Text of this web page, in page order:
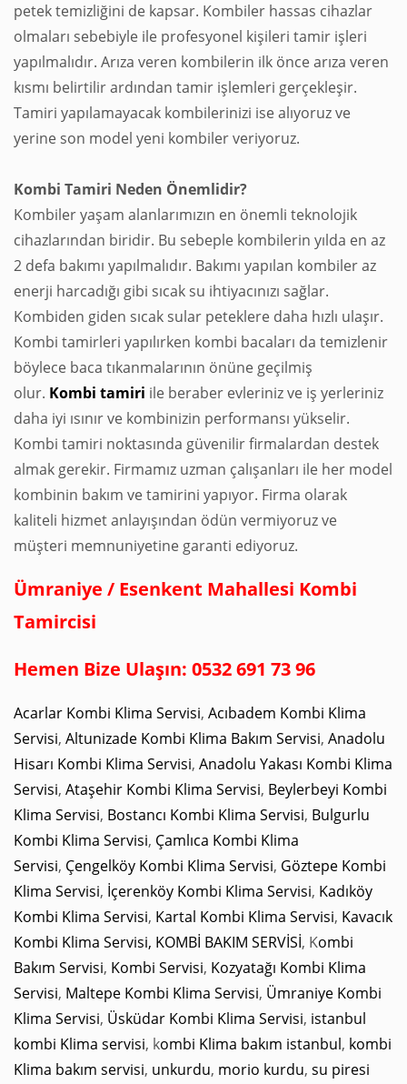
petek temizliğini de kapsar. Kombiler hassas cihazlar
olmaları sebebiyle ile profesyonel kişileri tamir işleri
yapılmalıdır. Arıza veren kombilerin ilk önce arıza veren
kısmı belirtilir ardından tamir işlemleri gerçekleşir.
Tamiri yapılamayacak kombilerinizi ise alıyoruz ve
yerine son model yeni kombiler veriyoruz.
Kombi Tamiri Neden Önemlidir?
Kombiler yaşam alanlarımızın en önemli teknolojik
cihazlarından biridir. Bu sebeple kombilerin yılda en az
2 defa bakımı yapılmalıdır. Bakımı yapılan kombiler az
enerji harcadığı gibi sıcak su ihtiyacınızı sağlar.
Kombiden giden sıcak sular peteklere daha hızlı ulaşır.
Kombi tamirleri yapılırken kombi bacaları da temizlenir
böylece baca tıkanmalarının önüne geçilmiş
olur. Kombi tamiri ile beraber evleriniz ve iş yerleriniz
daha iyi ısınır ve kombinizin performansı yükselir.
Kombi tamiri noktasında güvenilir firmalardan destek
almak gerekir. Firmamız uzman çalışanları ile her model
kombinin bakım ve tamirini yapıyor. Firma olarak
kaliteli hizmet anlayışından ödün vermiyoruz ve
müşteri memnuniyetine garanti ediyoruz.
Ümraniye / Esenkent Mahallesi Kombi
Tamircisi
Hemen Bize Ulaşın: 0532 691 73 96
Acarlar Kombi Klima Servisi, Acıbadem Kombi Klima
Servisi, Altunizade Kombi Klima Bakım Servisi, Anadolu
Hisarı Kombi Klima Servisi, Anadolu Yakası Kombi Klima
Servisi, Ataşehir Kombi Klima Servisi, Beylerbeyi Kombi
Klima Servisi, Bostancı Kombi Klima Servisi, Bulgurlu
Kombi Klima Servisi, Çamlıca Kombi Klima
Servisi, Çengelköy Kombi Klima Servisi, Göztepe Kombi
Klima Servisi, İçerenköy Kombi Klima Servisi, Kadıköy
Kombi Klima Servisi, Kartal Kombi Klima Servisi, Kavacık
Kombi Klima Servisi, KOMBİ BAKIM SERVİSİ, Kombi
Bakım Servisi, Kombi Servisi, Kozyatağı Kombi Klima
Servisi, Maltepe Kombi Klima Servisi, Ümraniye Kombi
Klima Servisi, Üsküdar Kombi Klima Servisi, istanbul
kombi Klima servisi, kombi Klima bakım istanbul, kombi
Klima bakım servisi, unkurdu, morio kurdu, su piresi